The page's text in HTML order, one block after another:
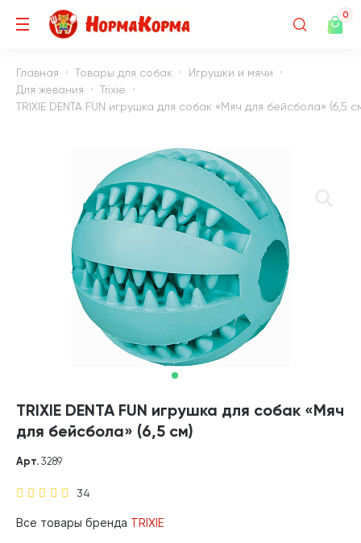
0
Главная Товары для собак
Игрушки и мячи
Для жевания
Trixie
TRIXIE DENTA FUN игрушка для собак «Мяч для бейсбола» (6,5
TRIXIE DENTA FUN игрушка для собак «Мяч
для бейсбола» (6,5 см)
34
Арт. 3289
Все товары бренда TRIXIE